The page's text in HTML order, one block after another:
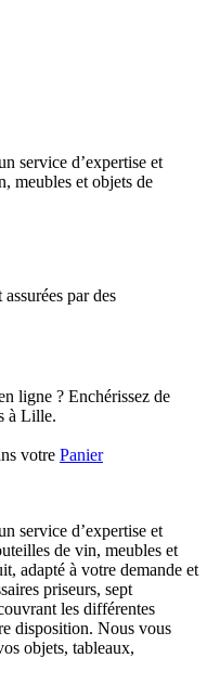
service d’expertise et
meubles et objets de
par des
ligne ? Enchérissez de
à Lille.
votre Panier
service d’expertise et
de vin, meubles et
adapté à votre demande et
priseurs, sept
les différentes
disposition. Nous vous
objets, tableaux,